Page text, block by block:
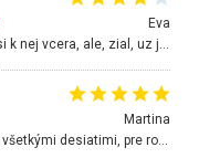
Eva
Hojdacka v Krpelanoch uz nie je, vysli sme si k nej vcera, ale, zial, uz je znicena. Ak sem planujete cestu len kvoli hojdacke, mozete si ju usetrit. Krasny vyhlad je tu vsak aj bez hojdacky :-)
Martina
Nádherné miesto ktoré odporúčam navštíviť všetkými desiatimi, pre rodiny s deťmi, dôchodcom... Proste a jednoducho ozaj rozprávkový les.. určite ešte prídeme. Odniesli sme si na pamiatku krásne tričká,